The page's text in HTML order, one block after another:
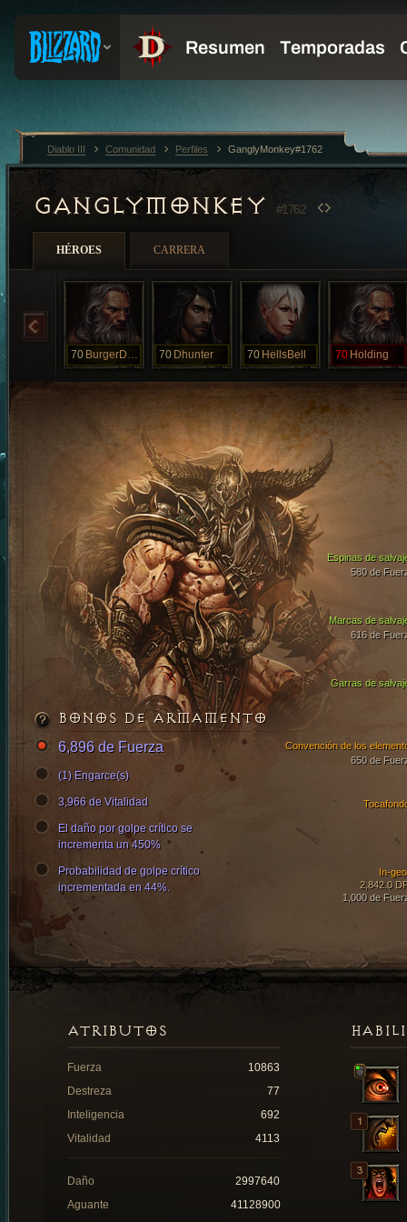
GANGLYMONKEY #1762
HÉROES CARRERA
70 BurgerDreams 70 Dhunter 70 HellsBell 70 Holding
Marcas de
616 de
Garras de
Espinas de
580 de
In-
2,842.0
1,000 de
Convención de los
650 de
BONOS DE ARMAMENTO
6,896 de Fuerza
(1) Engarce(s)
3,966 de Vitalidad
El daño por golpe crítico se
incrementa un 450%
Probabilidad de golpe crítico
incrementada en 44%.
ATRIBUTOS
Fuerza
10863
Destreza
77
Inteligencia
692
Vitalidad
4113
Daño
2997640
Aguante
41128900
Diablo III Comunidad Perfiles GanglyMonkey#1762